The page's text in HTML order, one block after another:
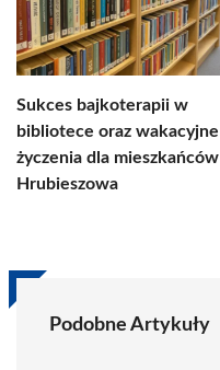
Sukces bajkoterapii w
bibliotece oraz wakacyjne
życzenia dla mieszkańców
Hrubieszowa
Podobne Artykuły